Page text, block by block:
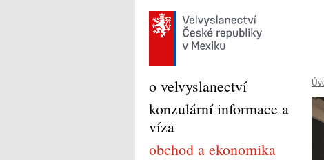
o velvyslanectví
konzulární informace a
víza
obchod a ekonomika